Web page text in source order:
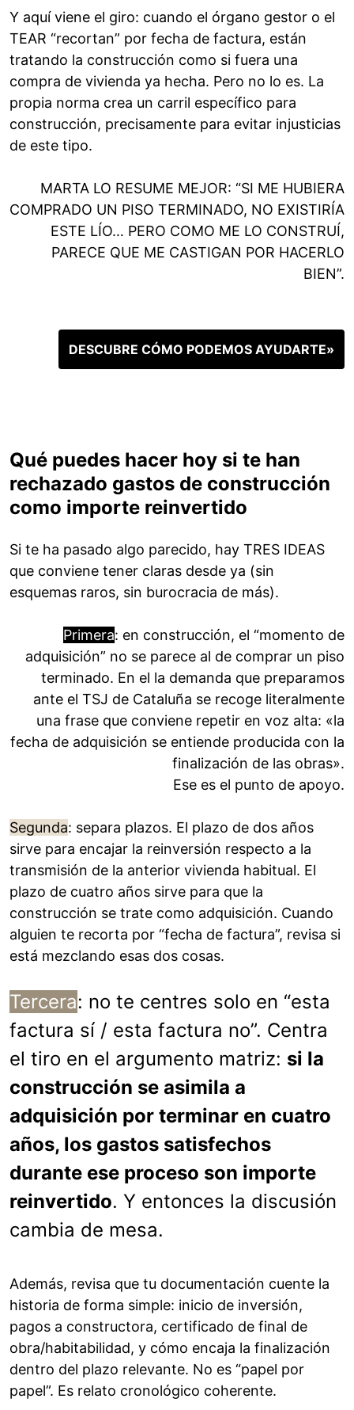
Y aquí viene el giro: cuando el órgano gestor o el
TEAR “recortan” por fecha de factura, están
tratando la construcción como si fuera una
compra de vivienda ya hecha. Pero no lo es. La
propia norma crea un carril específico para
construcción, precisamente para evitar injusticias
de este tipo.
MARTA LO RESUME MEJOR: “SI ME HUBIERA
COMPRADO UN PISO TERMINADO, NO EXISTIRÍA
ESTE LÍO… PERO COMO ME LO CONSTRUÍ,
PARECE QUE ME CASTIGAN POR HACERLO
BIEN”.
DESCUBRE CÓMO PODEMOS AYUDARTE»
Qué puedes hacer hoy si te han
rechazado gastos de construcción
como importe reinvertido
Si te ha pasado algo parecido, hay TRES IDEAS
que conviene tener claras desde ya (sin
esquemas raros, sin burocracia de más).
Primera: en construcción, el “momento de
adquisición” no se parece al de comprar un piso
terminado. En el la demanda que preparamos
ante el TSJ de Cataluña se recoge literalmente
una frase que conviene repetir en voz alta: «la
fecha de adquisición se entiende producida con la
finalización de las obras».
Ese es el punto de apoyo.
Segunda: separa plazos. El plazo de dos años
sirve para encajar la reinversión respecto a la
transmisión de la anterior vivienda habitual. El
plazo de cuatro años sirve para que la
construcción se trate como adquisición. Cuando
alguien te recorta por “fecha de factura”, revisa si
está mezclando esas dos cosas.
Tercera: no te centres solo en “esta
factura sí / esta factura no”. Centra
el tiro en el argumento matriz: si la
construcción se asimila a
adquisición por terminar en cuatro
años, los gastos satisfechos
durante ese proceso son importe
reinvertido. Y entonces la discusión
cambia de mesa.
Además, revisa que tu documentación cuente la
historia de forma simple: inicio de inversión,
pagos a constructora, certificado de final de
obra/habitabilidad, y cómo encaja la finalización
dentro del plazo relevante. No es “papel por
papel”. Es relato cronológico coherente.